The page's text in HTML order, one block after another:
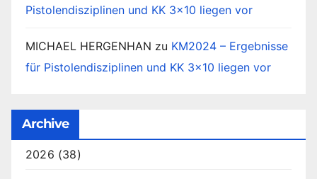
Pistolendisziplinen und KK 3×10 liegen vor
MICHAEL HERGENHAN zu KM2024 – Ergebnisse
für Pistolendisziplinen und KK 3×10 liegen vor
Archive
2026 (38)